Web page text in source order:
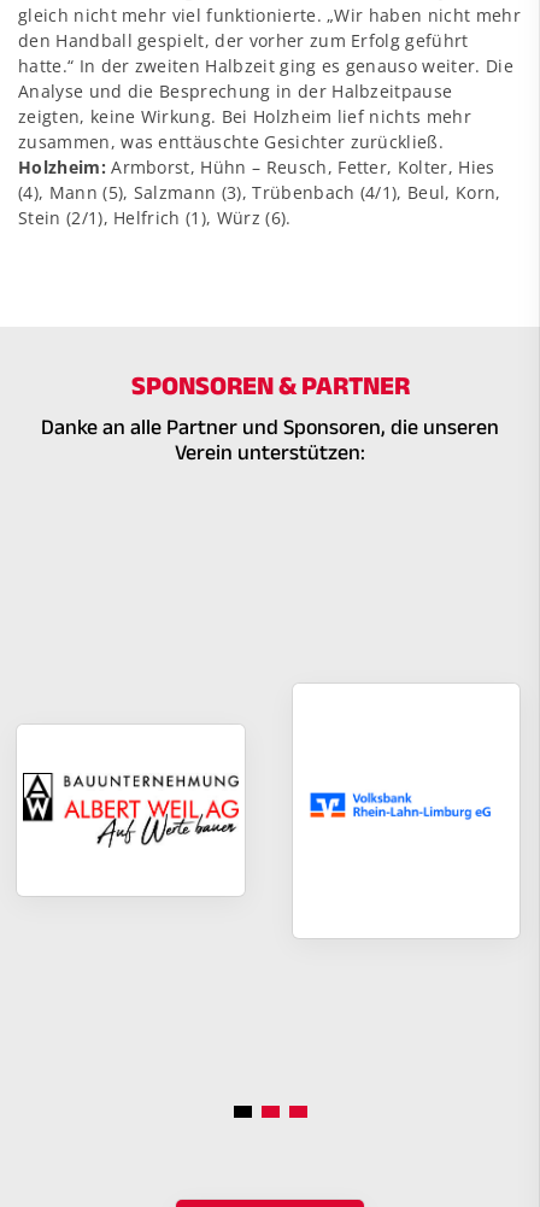
gleich nicht mehr viel funktionierte. „Wir haben nicht mehr
den Handball gespielt, der vorher zum Erfolg geführt
hatte.“ In der zweiten Halbzeit ging es genauso weiter. Die
Analyse und die Besprechung in der Halbzeitpause
zeigten, keine Wirkung. Bei Holzheim lief nichts mehr
zusammen, was enttäuschte Gesichter zurückließ.
Holzheim:Armborst, Hühn – Reusch, Fetter, Kolter, Hies
(4), Mann (5), Salzmann (3), Trübenbach (4/1), Beul, Korn,
Stein (2/1), Helfrich (1), Würz (6).
SPONSOREN & PARTNER
Danke an alle Partner und Sponsoren, die unseren
Verein unterstützen: